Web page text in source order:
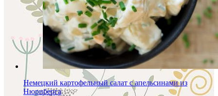
Немецкий картофельный салат с апельсинами из
Нюрнберга